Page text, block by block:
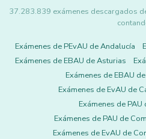
37.283.839 exámenes descargados
Exámenes de PEvAU de Andalucía
Exámenes de EBAU de Asturias
Exámenes de EBAU
Exámenes de EvAU de
Exámenes de PAU
Exámenes de PAU de
Exámenes de EvAU de